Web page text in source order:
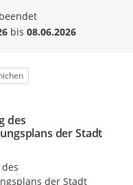
bis 08.06.2026
des
der Stadt
der Stadt